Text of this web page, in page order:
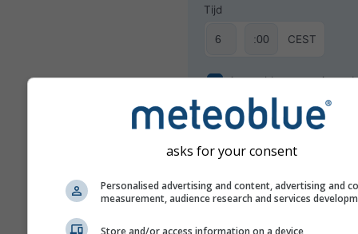
Tijd
CEST
Aanmelden voor
asks for your consent
Personalised advertising and content, advertising and
measurement, audience research and services
Store and/or access information on a device